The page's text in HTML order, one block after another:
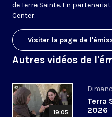
de Terre Sainte. En
Center.
Visiter la page de
Autres vidéos de
19:05
Terra
2026